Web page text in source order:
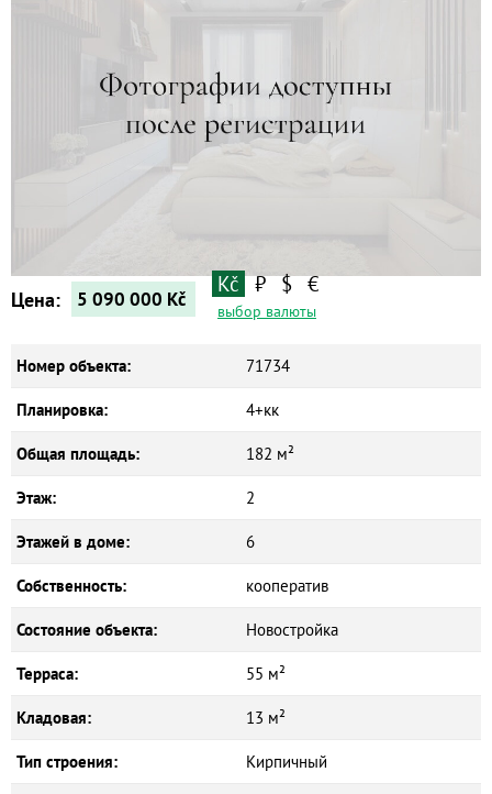
Квартиры
Дома
Новостройки
Коммерческие объекты
Цена: 5 090 000 Kč
Kč ₽ $ €
выбор валюты
Номер объекта: 71734
Планировка: 4+кк
Общая площадь: 182 м²
Этаж: 2
Этажей в доме: 6
Собственность: кооператив
Состояние объекта: Новостройка
Терраса: 55 м²
Кладовая: 13 м²
Тип строения: Кирпичный